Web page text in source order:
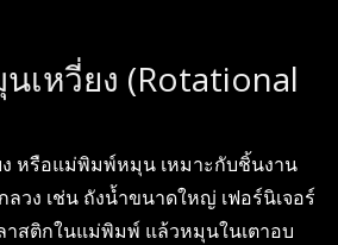
เหวี่ยง (Rotational
หรือแม่พิมพ์หมุน เหมาะกับชิ้นงาน
วง เช่น ถังน้ำขนาดใหญ่ เฟอร์นิเจอร์
าสติกในแม่พิมพ์ แล้วหมุนในเตาอบ